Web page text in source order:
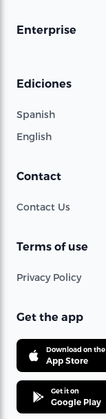
Enterprise
Ediciones
Spanish
English
Contact
Contact Us
Terms of use
Privacy Policy
Get the app
Download on the
App Store
Get it on
Google Play